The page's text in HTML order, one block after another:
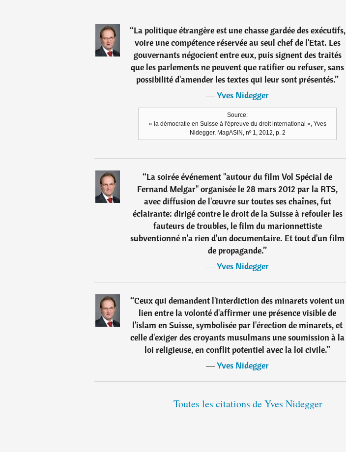
“La politique étrangère est une chasse gardée des exécutifs,
voire une compétence réservée au seul chef de l'Etat. Les
gouvernants négocient entre eux, puis signent des traités
que les parlements ne peuvent que ratifier ou refuser, sans
possibilité d'amender les textes qui leur sont présentés.”
―Yves Nidegger
Source:
« la démocratie en Suisse à l'épreuve du droit international », Yves
Nidegger, MagASIN, nº 1, 2012, p. 2
“La soirée événement "autour du film Vol Spécial de
Fernand Melgar" organisée le 28 mars 2012 par la RTS,
avec diffusion de l'œuvre sur toutes ses chaînes, fut
éclairante: dirigé contre le droit de la Suisse à refouler les
fauteurs de troubles, le film du marionnettiste
subventionné n'a rien d'un documentaire. Et tout d'un film
de propagande.”
―Yves Nidegger
“Ceux qui demandent l'interdiction des minarets voient un
lien entre la volonté d'affirmer une présence visible de
l'islam en Suisse, symbolisée par l'érection de minarets, et
celle d'exiger des croyants musulmans une soumission à la
loi religieuse, en conflit potentiel avec la loi civile.”
―Yves Nidegger
Toutes les citations de Yves Nidegger